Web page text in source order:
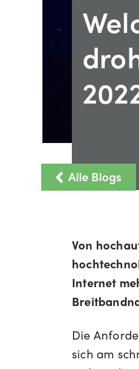
Alle Blogs
Von
Internet
Die
sich am